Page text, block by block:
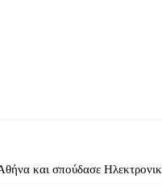
και σπούδασε